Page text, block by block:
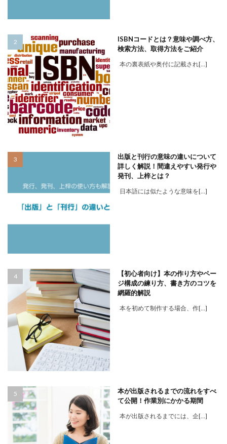
ISBNコードとは？意味や調べ方、
検索方法、取得方法をご紹介
本の裏表紙や奥付に記載され[…]
出版と刊行の意味の違いについて
詳しく解説！間違えやすい発行や
発刊、上梓とは？
日本語には似たような意味を[…]
【初心者向け】本の作り方やペー
ジ構成の練り方、書き方のコツを
網羅的解説
本を初めて制作する場合、作[…]
本が出版されるまでの流れをすべ
て公開！作業別にかかる期間
本が出版されるまでには、企[…]